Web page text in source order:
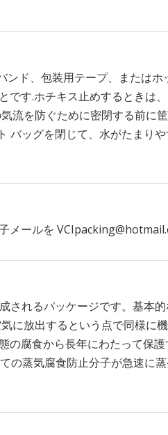
ド、包装用テープ、またはホ
す.ホチキス止めするときは
流を防ぐために密閉する前に
バッグを閉じて、水がたまり
ールを
されるパッケージです。基本
に放出するという点で同様に
の腐食から長年にわたって保
の蒸気腐食防止分子が急速に